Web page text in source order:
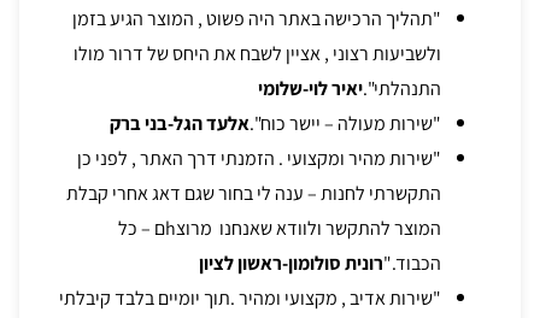
"תהליך הרכישה באתר היה פשוט , המוצר הגיע בזמן
ולשביעות רצוני , אציין לשבח את היחס של דרור מולו
התנהלתי".יאיר לוי-שלומי
"שירות מעולה – יישר כוח".אלעד הגל-בני ברק
"שירות מהיר ומקצועי . הזמנתי דרך האתר , לפני כן
התקשרתי לחנות – ענה לי בחור שגם דאג אחרי קבלת
המוצר להתקשר ולוודא שאנחנו מרוצhם – כל
הכבוד."רונית סולומון-ראשון לציון
"שירות אדיב , מקצועי ומהיר .תוך יומיים בלבד קיבלתי